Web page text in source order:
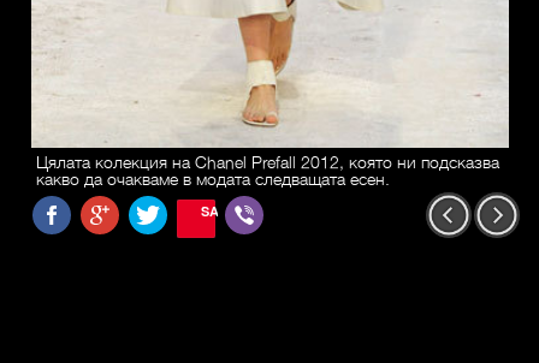
Цялата колекция на Chanel Prefall 2012, която ни подсказва
какво да очакваме в модата следващата есен.
SAVE